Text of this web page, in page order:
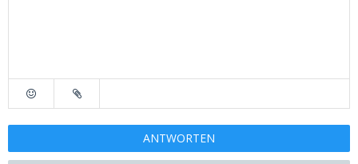
ANTWORTEN